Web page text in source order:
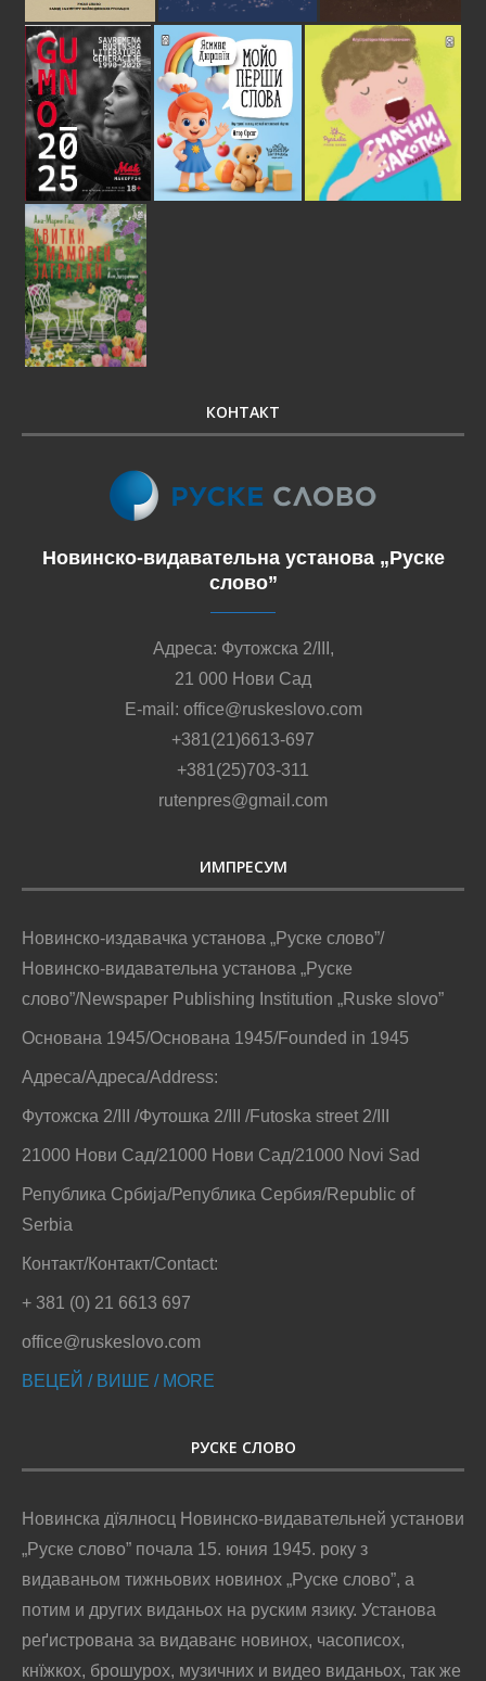
КОНТАКТ
Новинско-видавательна установа „Руске
слово”
Адреса: Футожска 2/III,
21 000 Нови Сад
E-mail: office@ruskeslovo.com
+381(21)6613-697
+381(25)703-311
rutenpres@gmail.com
ИМПРЕСУМ
Новинско-издавачка установа „Руске слово”/
Новинско-видавательна установа „Руске
слово”/Newspaper Publishing Institution „Ruske slovo”
Основана 1945/Основана 1945/Founded in 1945
Адреса/Адреса/Address:
Футожска 2/III /Футошка 2/III /Futoska street 2/III
21000 Нови Сад/21000 Нови Сад/21000 Novi Sad
Република Србија/Република Сербия/Republic of
Serbia
Контакт/Контакт/Contact:
+ 381 (0) 21 6613 697
office@ruskeslovo.com
ВЕЦЕЙ / ВИШЕ / MORE
РУСКЕ СЛОВО
Новинска дїялносц Новинско-видавательней установи
„Руске слово” почала 15. юния 1945. року з
видаваньом тижньових новинох „Руске слово”, а
потим и других виданьох на руским язику. Установа
реґистрована за видаванє новинох, часописох,
кнїжкох, брошурох, музичних и видео виданьох, так же